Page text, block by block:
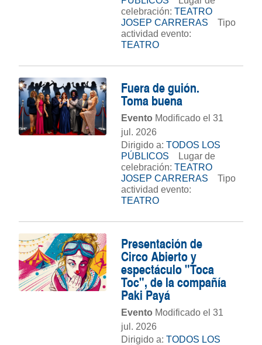
celebración: TEATRO
JOSEP CARRERAS
Tipo
actividad evento:
TEATRO
Fuera de guión.
Toma buena
Evento Modificado el 31
jul. 2026
Dirigido a: TODOS LOS
PÚBLICOS
Lugar de
celebración: TEATRO
JOSEP CARRERAS
Tipo
actividad evento:
TEATRO
Presentación de
Circo Abierto y
espectáculo "Toca
Toc", de la compañía
Paki Payá
Evento Modificado el 31
jul. 2026
Dirigido a: TODOS LOS